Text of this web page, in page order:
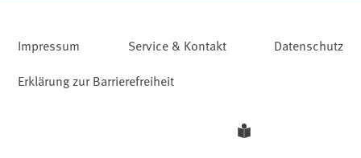
Impressum Service & Kontakt
Datenschutz
Erklärung zur Barrierefreiheit